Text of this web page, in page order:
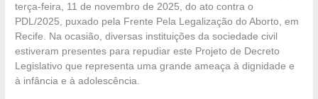
terça-feira, 11 de novembro de 2025, do ato contra o
PDL/2025, puxado pela Frente Pela Legalização do Aborto, em
Recife. Na ocasião, diversas instituições da sociedade civil
estiveram presentes para repudiar este Projeto de Decreto
Legislativo que representa uma grande ameaça à dignidade e
à infância e à adolescência.